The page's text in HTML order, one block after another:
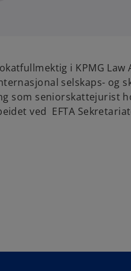
i KPMG
selskaps- og
som seniorskattejurist
ved EFTA